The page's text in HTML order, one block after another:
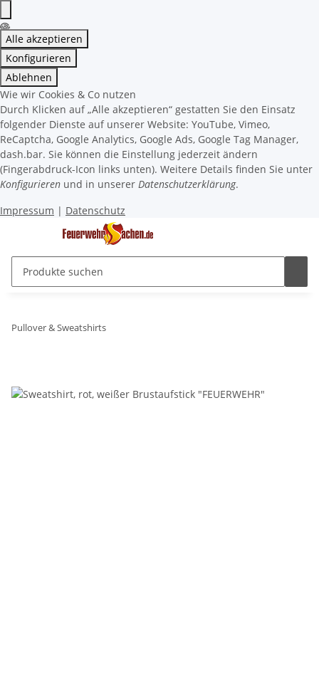
Alle akzeptieren
Konfigurieren
Ablehnen
Wie wir Cookies & Co nutzen
Durch Klicken auf „Alle akzeptieren“ gestatten Sie den Einsatz
folgender Dienste auf unserer Website: YouTube, Vimeo,
ReCaptcha, Google Analytics, Google Ads, Google Tag Manager,
dash.bar. Sie können die Einstellung jederzeit ändern
(Fingerabdruck-Icon links unten). Weitere Details finden Sie unter
Konfigurieren und in unserer Datenschutzerklärung.
Impressum | Datenschutz
Pullover & Sweatshirts